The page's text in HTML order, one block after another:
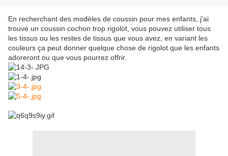
En recherchant des modèles de coussin pour mes enfants, j'ai
trouvé un coussin cochon trop rigolot, vous pouvez utiliser tous
les tissus ou les restes de tissus que vous avez, en variant les
couleurs ça peut donner quelque chose de rigolot que les enfants
adoreront ou que vous pourrez offrir.